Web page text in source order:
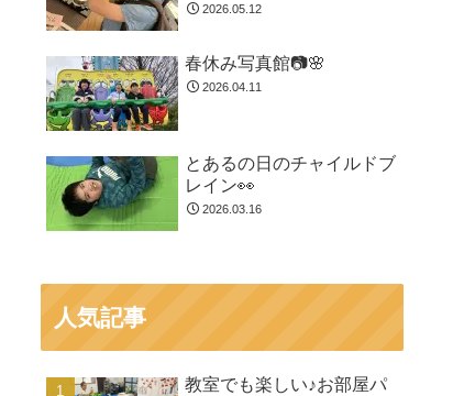
2026.05.12
春休み写真館📷🌸
2026.04.11
とあるの日のチャイルドブ
レイン👀
2026.03.16
人気記事
教室でも楽しい♪お部屋パ